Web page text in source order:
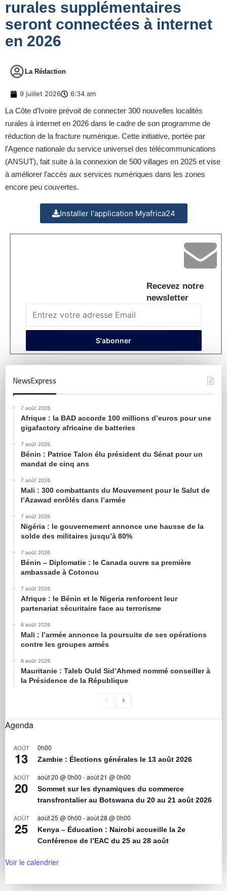
rurales supplémentaires
seront connectées à internet
en 2026
La Rédaction
9 juillet 2026 6:34 am
La Côte d’Ivoire prévoit de connecter 300 nouvelles localités
rurales à internet en 2026 dans le cadre de son programme de
réduction de la fracture numérique. Cette initiative, portée par
l’Agence nationale du service universel des télécommunications
(ANSUT), fait suite à la connexion de 500 villages en 2025 et vise
à améliorer l’accès aux services numériques dans les zones
encore peu couvertes.
Installer l'application Myafrica24
Recevez notre
newsletter
NewsExpress
7 août 2026
Afrique : la BAD accorde 100 millions d’euros pour une
gigafactory africaine de batteries
7 août 2026
Bénin : Patrice Talon élu président du Sénat pour un
mandat de cinq ans
7 août 2026
Mali : 300 combattants du Mouvement pour le Salut de
l’Azawad enrôlés dans l’armée
7 août 2026
Nigéria : le gouvernement annonce une hausse de la
solde des militaires jusqu’à 80%
7 août 2026
Bénin – Diplomatie : le Canada ouvre sa première
ambassade à Cotonou
7 août 2026
Afrique : le Bénin et le Nigeria renforcent leur
partenariat sécuritaire face au terrorisme
6 août 2026
Mali : l’armée annonce la poursuite de ses opérations
contre les groupes armés
6 août 2026
Mauritanie : Taleb Ould Sid’Ahmed nommé conseiller à
la Présidence de la République
Agenda
AOÛT
13
0h00
Zambie : Élections générales le 13 août 2026
AOÛT
20
août 20 @ 0h00 -août 21 @ 0h00
Sommet sur les dynamiques du commerce
transfrontalier au Botswana du 20 au 21 août 2026
AOÛT
25
août 25 @ 0h00 -août 28 @ 0h00
Kenya – Éducation : Nairobi accueille la 2e
Conférence de l’EAC du 25 au 28 août
Voir le calendrier